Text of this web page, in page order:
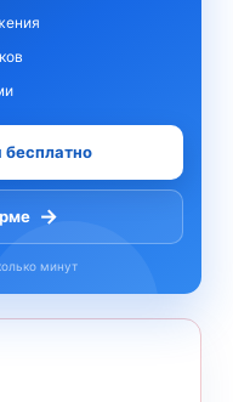
бесплатно
→
минут